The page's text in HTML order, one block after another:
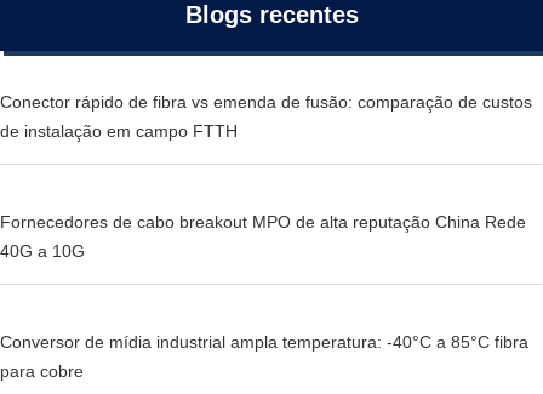
Blogs recentes
Conector rápido de fibra vs emenda de fusão: comparação de custos
de instalação em campo FTTH
Fornecedores de cabo breakout MPO de alta reputação China Rede
40G a 10G
Conversor de mídia industrial ampla temperatura: -40°C a 85°C fibra
para cobre